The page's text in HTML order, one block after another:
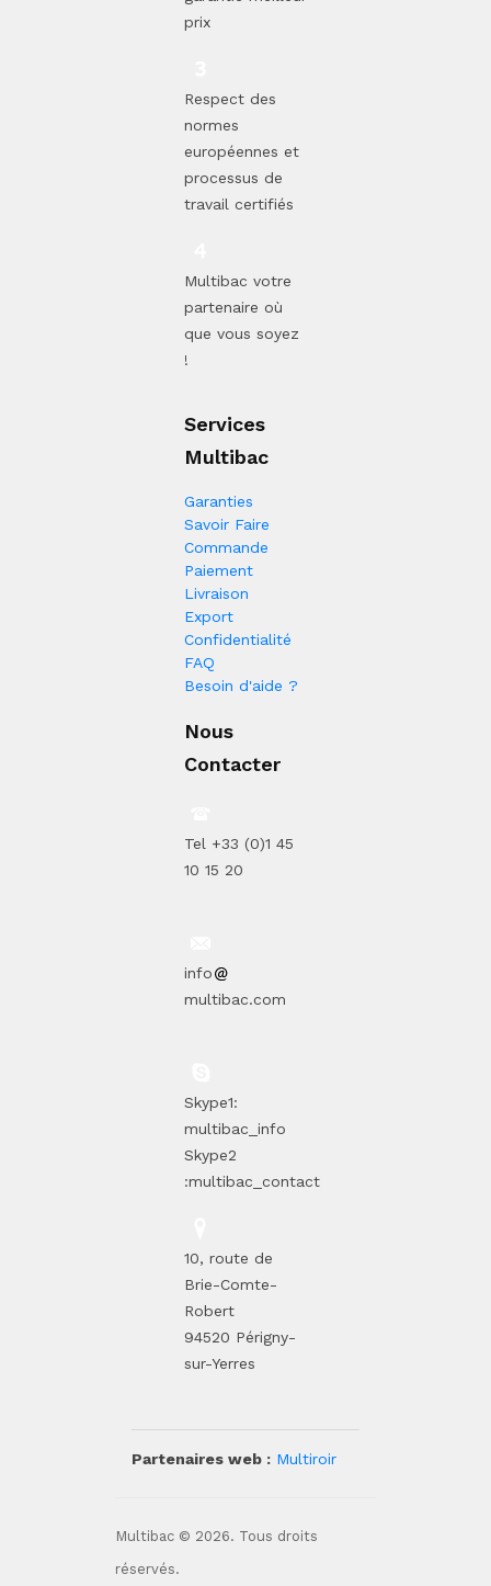
prix
Respect des
normes
européennes et
processus de
travail certifiés
Multibac votre
partenaire où
que vous soyez
!
Services
Multibac
Garanties
Savoir Faire
Commande
Paiement
Livraison
Export
Confidentialité
FAQ
Besoin d'aide ?
Nous
Contacter
Tel +33 (0)1 45
10 15 20
info
multibac.com
Skype1:
multibac_info
Skype2
:multibac_contact
10, route de
Brie-Comte-
Robert
94520 Périgny-
sur-Yerres
Partenaires web : Multiroir
Multibac © 2026. Tous droits
réservés.